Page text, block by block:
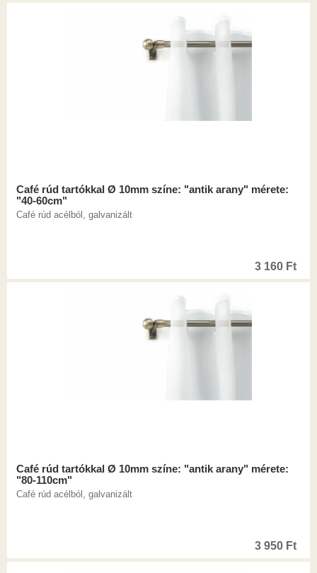
Café rúd tartókkal Ø 10mm színe: "antik arany" mérete:
"40-60cm"
Café rúd acélból, galvanizált
3 160 Ft
Café rúd tartókkal Ø 10mm színe: "antik arany" mérete:
"80-110cm"
Café rúd acélból, galvanizált
3 950 Ft